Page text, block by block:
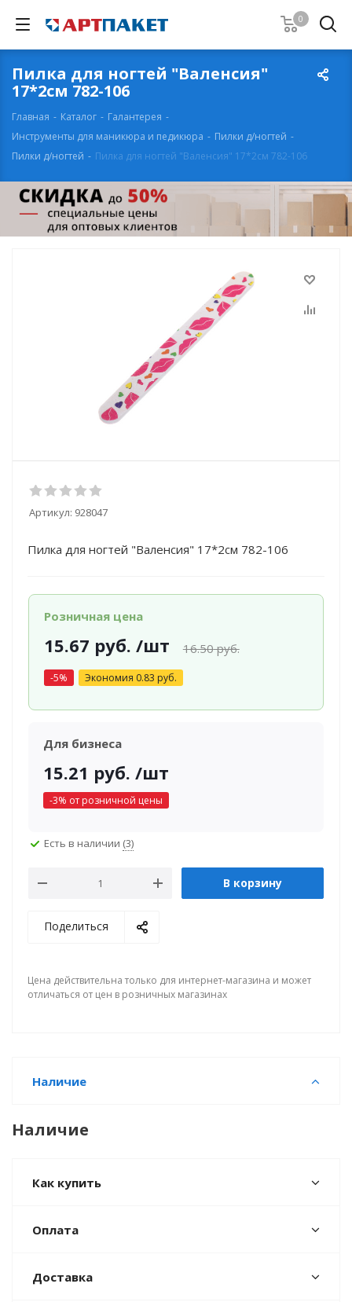
0
Пилка для ногтей "Валенсия"
17*2см 782-106
Главная - Каталог - Галантерея -
Инструменты для маникюра и педикюра - Пилки д/ногтей -
Пилки д/ногтей - Пилка для ногтей "Валенсия" 17*2см 782-106
Артикул: 928047
Пилка для ногтей "Валенсия" 17*2см 782-106
Розничная цена
15.67 руб. /шт 16.50руб.
-5% Экономия 0.83 руб.
Для бизнеса
15.21 руб. /шт
-3% от розничной цены
Есть в наличии (3)
В корзину
Поделиться
Цена действительна только для интернет-магазина и может
отличаться от цен в розничных магазинах
Наличие
Наличие
Как купить
Оплата
Доставка